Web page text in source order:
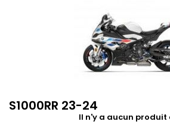
S1000RR 23-24
Il n'y a aucun